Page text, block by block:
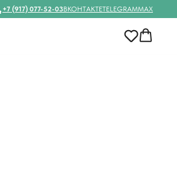
+7 (917) 077-52-03ВКОНТАКТЕTELEGRAMMAX